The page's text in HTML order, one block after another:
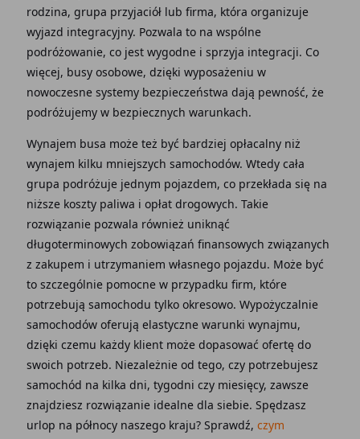
rodzina, grupa przyjaciół lub firma, która organizuje
wyjazd integracyjny. Pozwala to na wspólne
podróżowanie, co jest wygodne i sprzyja integracji. Co
więcej, busy osobowe, dzięki wyposażeniu w
nowoczesne systemy bezpieczeństwa dają pewność, że
podróżujemy w bezpiecznych warunkach.
Wynajem busa może też być bardziej opłacalny niż
wynajem kilku mniejszych samochodów. Wtedy cała
grupa podróżuje jednym pojazdem, co przekłada się na
niższe koszty paliwa i opłat drogowych. Takie
rozwiązanie pozwala również uniknąć
długoterminowych zobowiązań finansowych związanych
z zakupem i utrzymaniem własnego pojazdu. Może być
to szczególnie pomocne w przypadku firm, które
potrzebują samochodu tylko okresowo. Wypożyczalnie
samochodów oferują elastyczne warunki wynajmu,
dzięki czemu każdy klient może dopasować ofertę do
swoich potrzeb. Niezależnie od tego, czy potrzebujesz
samochód na kilka dni, tygodni czy miesięcy, zawsze
znajdziesz rozwiązanie idealne dla siebie. Spędzasz
urlop na północy naszego kraju? Sprawdź, czym